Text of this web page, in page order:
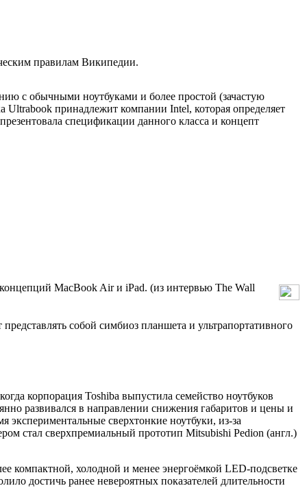
правилам Википедии.
с обычными ноутбуками и более простой (зачастую
принадлежит компании Intel, которая определяет
спецификации данного класса и концепт
MacBook Air и iPad. (из интервью The Wall
собой симбиоз планшета и ультрапортативного
корпорация Toshiba выпустила семейство ноутбуков
развивался в направлении снижения габаритов и цены и
сверхтонкие ноутбуки, из-за
стал сверхпремиальный прототип Mitsubishi Pedion (англ.)
компактной, холодной и менее энергоёмкой LED-подсветке
достичь ранее невероятных показателей длительности